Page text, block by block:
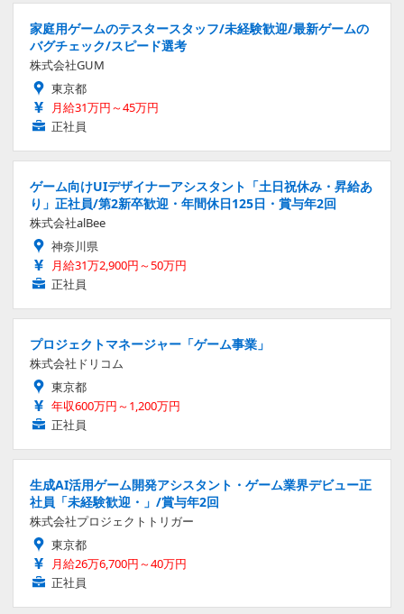
家庭用ゲームのテスタースタッフ/未経験歓迎/最新ゲームの
バグチェック/スピード選考
株式会社GUM
東京都
月給31万円～45万円
正社員
ゲーム向けUIデザイナーアシスタント「土日祝休み・昇給あ
り」正社員/第2新卒歓迎・年間休日125日・賞与年2回
株式会社alBee
神奈川県
月給31万2,900円～50万円
正社員
プロジェクトマネージャー「ゲーム事業」
株式会社ドリコム
東京都
年収600万円～1,200万円
正社員
生成AI活用ゲーム開発アシスタント・ゲーム業界デビュー正
社員「未経験歓迎・」/賞与年2回
株式会社プロジェクトトリガー
東京都
月給26万6,700円～40万円
正社員